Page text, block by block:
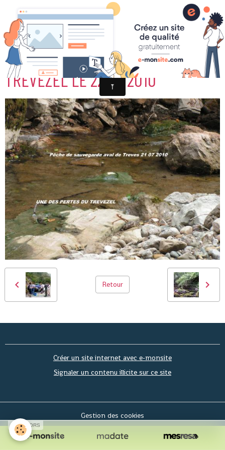
PÊCHE DE SAUVEGARDE AVAL DU
TREVEZEL LE 22 07 2010
Retour
Créer un site internet avec e-monsite
Signaler un contenu illicite sur ce site
Gestion des cookies
SPONSORS